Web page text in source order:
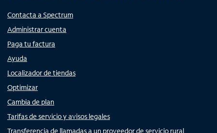
Contacta a Spectrum
Administrar cuenta
Paga tu factura
Ayuda
Localizador de tiendas
Optimizar
Cambia de plan
Tarifas de servicio y avisos legales
Transferencia de llamadas a un proveedor de servicio rural